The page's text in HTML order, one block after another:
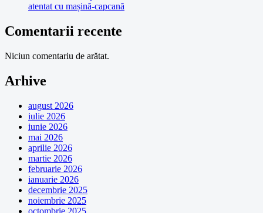
atentat cu mașină-capcană
Comentarii recente
Niciun comentariu de arătat.
Arhive
august 2026
iulie 2026
iunie 2026
mai 2026
aprilie 2026
martie 2026
februarie 2026
ianuarie 2026
decembrie 2025
noiembrie 2025
octombrie 2025